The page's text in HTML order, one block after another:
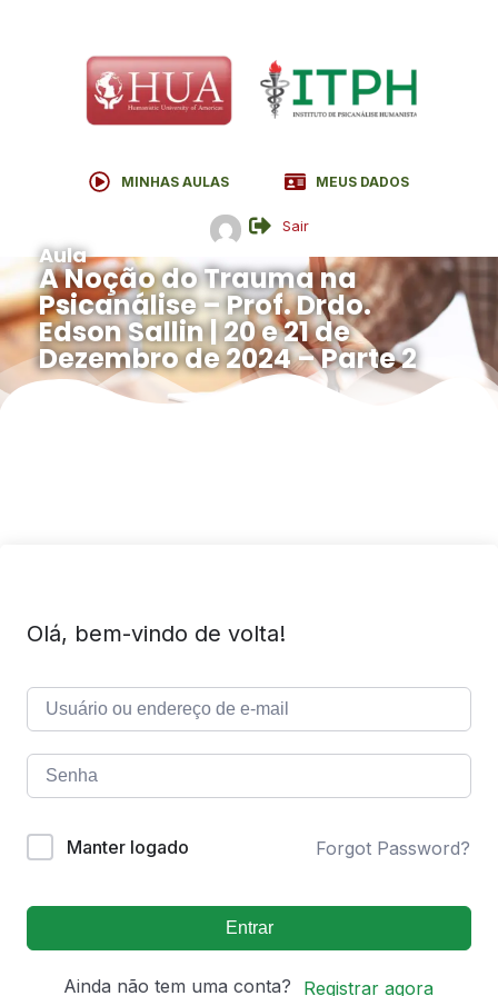
MINHAS AULAS MEUS DADOS
Sair
Aula
A Noção do Trauma na
Psicanálise – Prof. Drdo.
Edson Sallin | 20 e 21 de
Dezembro de 2024 – Parte 2
Olá, bem-vindo de volta!
Manter logado Forgot Password?
Entrar
Ainda não tem uma conta? Registrar agora